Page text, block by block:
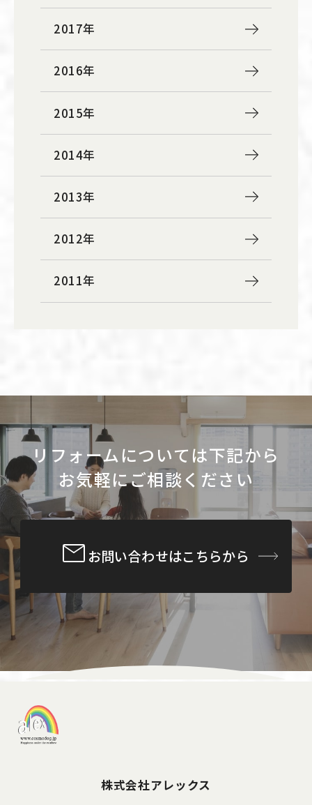
2017年
2016年
2015年
2014年
2013年
2012年
2011年
リフォームについては下記から
お気軽にご相談ください
お問い合わせはこちらから
株式会社アレックス